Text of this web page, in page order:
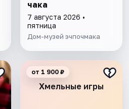
чака
7 августа 2026 •
пятница
Дом-музей эчпочмака
Хмельные игры
от 1 900 ₽